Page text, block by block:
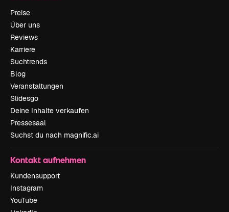
Preise
Über uns
Reviews
Karriere
Suchtrends
Blog
Veranstaltungen
Slidesgo
Deine Inhalte verkaufen
Pressesaal
Suchst du nach magnific.ai
Kontakt aufnehmen
Kundensupport
Instagram
YouTube